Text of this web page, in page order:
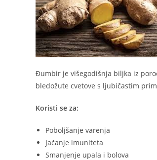
Đumbir je višegodišnja biljka iz
bledožute cvetove s ljubičastim
Koristi se za:
Poboljšanje varenja
Jačanje imuniteta
Smanjenje upala i bolova